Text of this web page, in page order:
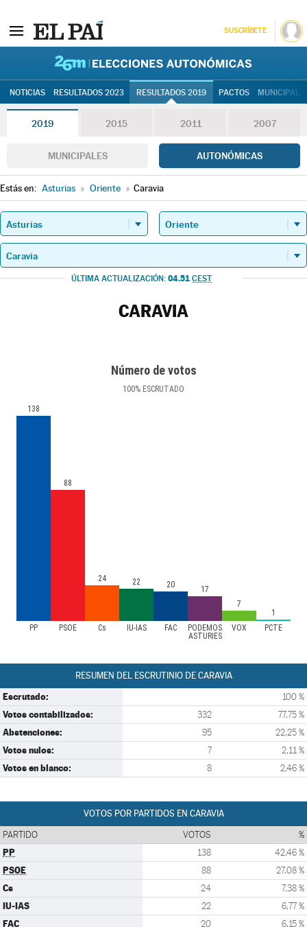
SUSCRÍBETE
NOTICIAS RESULTADOS 2023 RESULTADOS 2019 PACTOS
2019 2015 2011 2007
MUNICIPALES AUTONÓMICAS
Estás en: Asturias » Oriente » Caravia
ÚLTIMA ACTUALIZACIÓN: 04.51 CEST
CARAVIA
Número de votos
100% ESCRUTADO
PP PSOE Cs IU-IAS FAC
PODEMOS
ASTURIES
VOX PCTE
138
88
24 22 20
17
7
1
RESUMEN DEL ESCRUTINIO DE CARAVIA
Escrutado: 100 %
Votos contabilizados: 332 77,75 %
Abstenciones: 95 22,25 %
Votos nulos: 7 2,11 %
Votos en blanco: 8 2,46 %
VOTOS POR PARTIDOS EN CARAVIA
PARTIDO VOTOS %
PP 138 42,46 %
PSOE 88 27,08 %
Cs 24 7,38 %
IU-IAS 22 6,77 %
FAC 20 6,15 %